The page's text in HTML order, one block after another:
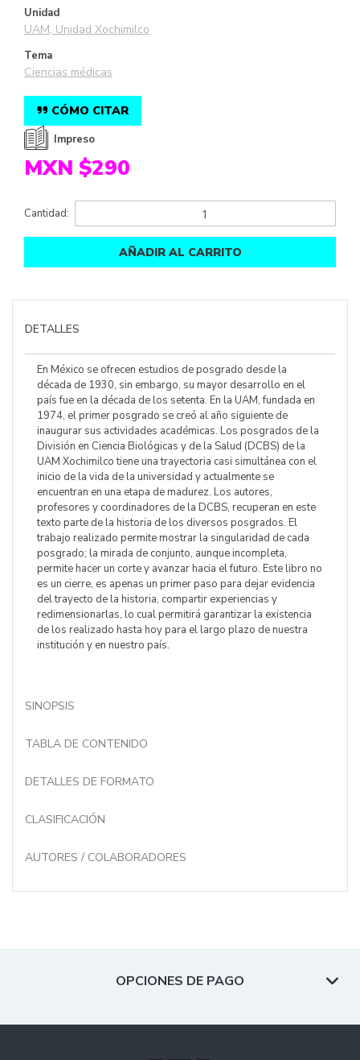
Unidad
UAM, Unidad Xochimilco
Tema
Ciencias médicas
CÓMO CITAR
Impreso
MXN $290
Cantidad:
AÑADIR AL CARRITO
DETALLES
En México se ofrecen estudios de posgrado desde la
década de 1930, sin embargo, su mayor desarrollo en el
país fue en la década de los setenta. En la UAM, fundada en
1974, el primer posgrado se creó al año siguiente de
inaugurar sus actividades académicas. Los posgrados de la
División en Ciencia Biológicas y de la Salud (DCBS) de la
UAM Xochimilco tiene una trayectoria casi simultánea con el
inicio de la vida de la universidad y actualmente se
encuentran en una etapa de madurez. Los autores,
profesores y coordinadores de la DCBS, recuperan en este
texto parte de la historia de los diversos posgrados. El
trabajo realizado permite mostrar la singularidad de cada
posgrado; la mirada de conjunto, aunque incompleta,
permite hacer un corte y avanzar hacia el futuro. Este libro no
es un cierre, es apenas un primer paso para dejar evidencia
del trayecto de la historia, compartir experiencias y
redimensionarlas, lo cual permitirá garantizar la existencia
de los realizado hasta hoy para el largo plazo de nuestra
institución y en nuestro país.
SINOPSIS
TABLA DE CONTENIDO
DETALLES DE FORMATO
CLASIFICACIÓN
AUTORES / COLABORADORES
OPCIONES DE PAGO